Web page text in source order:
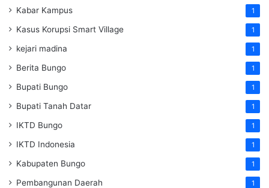
Kabar Kampus 1
Kasus Korupsi Smart Village 1
kejari madina 1
Berita Bungo 1
Bupati Bungo 1
Bupati Tanah Datar 1
IKTD Bungo 1
IKTD Indonesia 1
Kabupaten Bungo 1
Pembangunan Daerah 1